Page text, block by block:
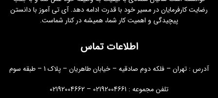
رضایت کارفرمایان در مسیر خود با قدرت ادامه دهد. آی تی آموز با دانستن
پیچیدگی و اهمیت کار شما، همیشه در کنار شماست.
اطلاعات تماس
آدرس : تهران – فلکه دوم صادقیه – خیابان طاهریان – پلاک 1 – طبقه سوم
تلفن مجموعه : 02192004661 – 02192004662